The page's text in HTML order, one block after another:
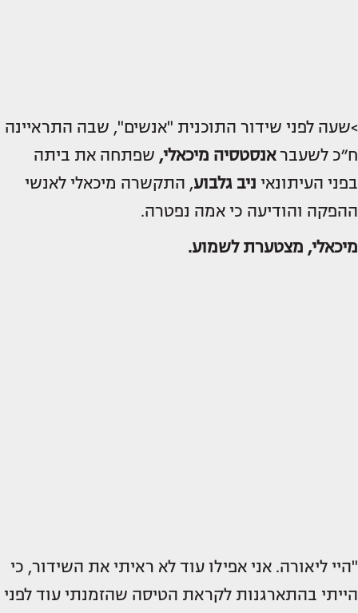
>שעה לפני שידור התוכנית "אנשים", שבה התראיינה
ח״כ לשעבראנסטסיה מיכאלי, שפתחה את ביתה
בפני העיתונאי ניב גלבוע, התקשרה מיכאלי לאנשי
ההפקה והודיעה כי אמה נפטרה.
מיכאלי, מצטערת לשמוע.
"היי ליאורה. אני אפילו עוד לא ראיתי את השידור, כי
הייתי בהתארגנות לקראת הטיסה שהזמנתי עוד לפני